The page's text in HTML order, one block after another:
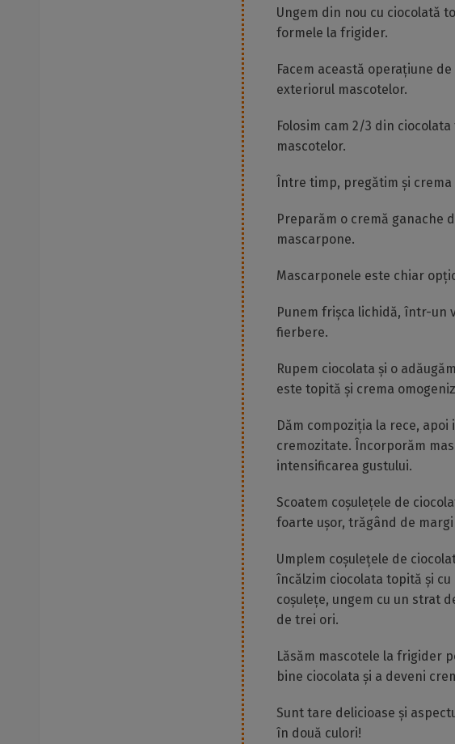
Ungem din nou cu ciocolată
formele la frigider.
Facem această operațiune
exteriorul mascotelor.
Folosim cam 2/3 din
mascotelor.
Între timp, pregătim și
Preparăm o cremă ganache
mascarpone.
Mascarponele este chiar
Punem frișca lichidă, într-un
fierbere.
Rupem ciocolata și o
este topită și crema
Dăm compoziția la rece,
cremozitate. Încorporăm
intensificarea gustului.
Scoatem coșulețele de
foarte ușor, trăgând de
Umplem coșulețele de
încălzim ciocolata topită și
coșulețe, ungem cu un strat
de trei ori.
Lăsăm mascotele la frigider
bine ciocolata și a deveni
Sunt tare delicioase și
în două culori!